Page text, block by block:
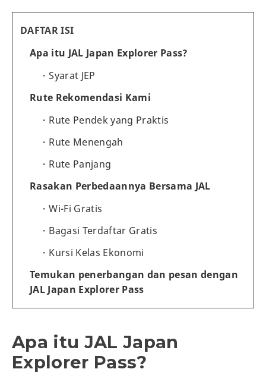
DAFTAR ISI
Apa itu JAL Japan Explorer Pass?
Syarat JEP
Rute Rekomendasi Kami
Rute Pendek yang Praktis
Rute Menengah
Rute Panjang
Rasakan Perbedaannya Bersama JAL
Wi-Fi Gratis
Bagasi Terdaftar Gratis
Kursi Kelas Ekonomi
Temukan penerbangan dan pesan dengan
JAL Japan Explorer Pass
Apa itu JAL Japan
Explorer Pass?